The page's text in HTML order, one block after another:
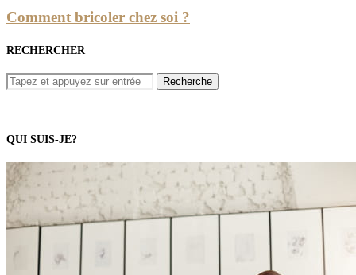
Comment bricoler chez soi ?
RECHERCHER
QUI SUIS-JE?